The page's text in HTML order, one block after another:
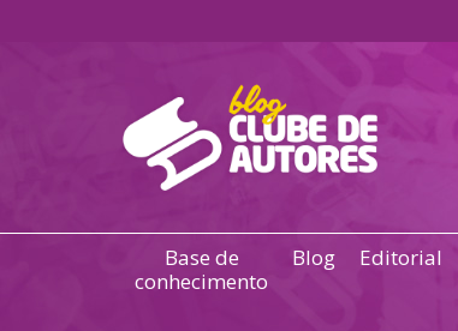
Base de
conhecimento
Blog Editorial